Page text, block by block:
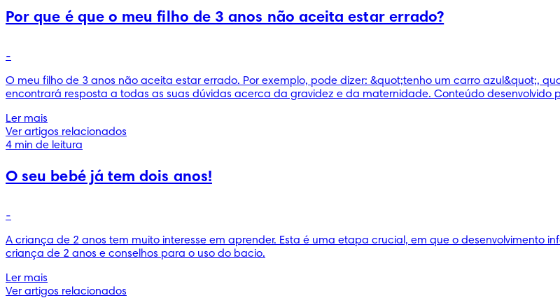
Por que é que o meu filho de 3 anos não aceita estar errado?
-
O meu filho de 3 anos não aceita estar errado. Por exemplo, pode dizer: &quot;tenho um carro azul&quot;,
encontrará resposta a todas as suas dúvidas acerca da gravidez e da maternidade. Conteúdo desenvolvido
Ler mais
Ver artigos relacionados
4 min de leitura
O seu bebé já tem dois anos!
-
A criança de 2 anos tem muito interesse em aprender. Esta é uma etapa crucial, em que o desenvolvimento
criança de 2 anos e conselhos para o uso do bacio.
Ler mais
Ver artigos relacionados